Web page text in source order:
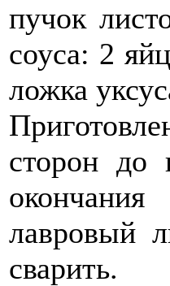
пучок
соуса: 2
ложка
сторон до
лавровый
сварить.